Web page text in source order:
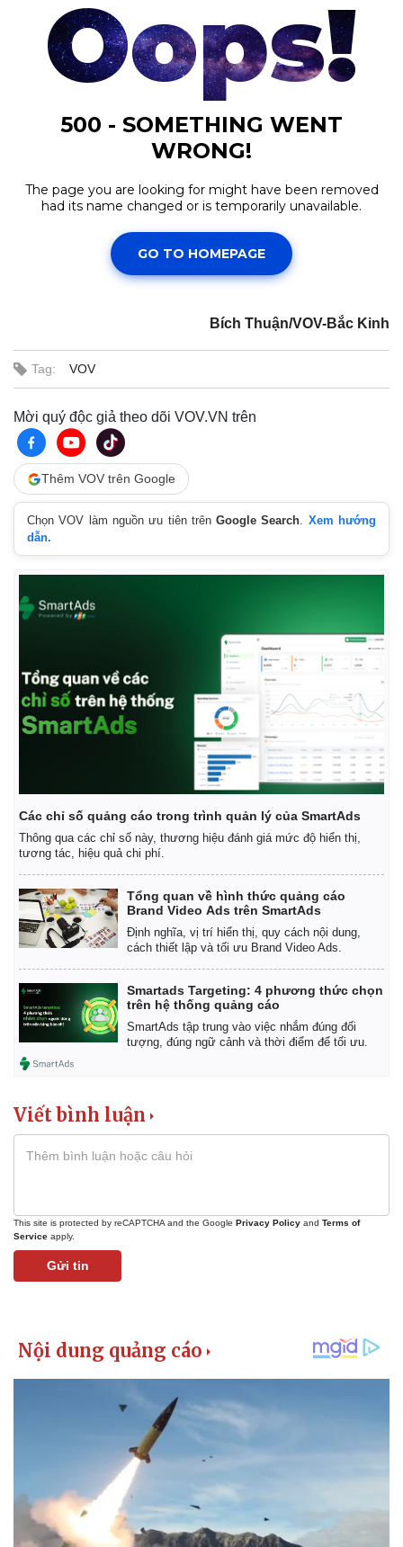
Kinh tế
Chứng khoán
Bích Thuận/VOV-Bắc Kinh
Tag: VOV
Mời quý độc giả theo dõi VOV.VN trên
Thêm VOV trên Google
Chọn VOV làm nguồn ưu tiên trênGoogle Search. Xem hướng
dẫn.
Các chỉ số quảng cáo trong trình quản lý của SmartAds
Thông qua các chỉ số này, thương hiệu đánh giá mức độ hiển thị,
tương tác, hiệu quả chi phí.
Tổng quan về hình thức quảng cáo
Brand Video Ads trên SmartAds
Định nghĩa, vị trí hiển thị, quy cách nội dung,
cách thiết lập và tối ưu Brand Video Ads.
Smartads Targeting: 4 phương thức chọn
trên hệ thống quảng cáo
SmartAds tập trung vào việc nhắm đúng đối
tượng, đúng ngữ cảnh và thời điểm để tối ưu.
Viết bình luận
This site is protected by reCAPTCHA and the Google Privacy Policy and Terms of
Service apply.
Gửi tin